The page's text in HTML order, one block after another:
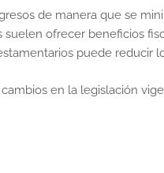
de manera que se
ofrecer beneficios
puede reducir
en la legislación